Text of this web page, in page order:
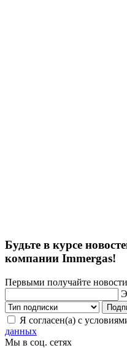
Будьте в курсе
компании Immergas!
Первыми получайте
Я согласен(а) с
данных
Мы в соц. сетях